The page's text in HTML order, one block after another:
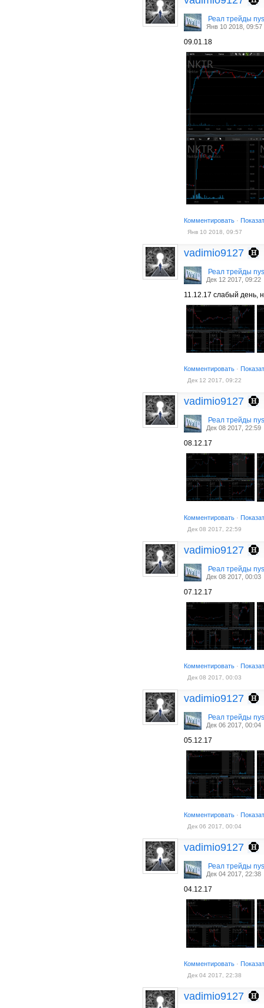
Реал трейды
Янв 10 2018, 09:57
09.01.18
Комментировать ·
Янв 10 2018, 09:57
vadimio9127
Реал трейды
Дек 12 2017, 09:22
11.12.17 слабый день,
Комментировать ·
Дек 12 2017, 09:22
vadimio9127
Реал трейды
Дек 08 2017, 22:59
08.12.17
Комментировать ·
Дек 08 2017, 22:59
vadimio9127
Реал трейды
Дек 08 2017, 00:03
07.12.17
Комментировать ·
Дек 08 2017, 00:03
vadimio9127
Реал трейды
Дек 06 2017, 00:04
05.12.17
Комментировать ·
Дек 06 2017, 00:04
vadimio9127
Реал трейды
Дек 04 2017, 22:38
04.12.17
Комментировать ·
Дек 04 2017, 22:38
vadimio9127